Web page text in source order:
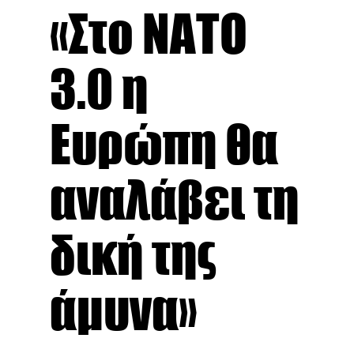
«Στο ΝΑΤΟ
3.0 η
Ευρώπη θα
αναλάβει τη
δική της
άμυνα»